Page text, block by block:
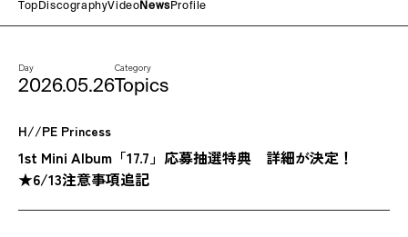
Top DiscographyVideo NewsProfile
Day
2026.05.26
Category
Topics
H//PE Princess
1st Mini Album「17.7」応募抽選特典 詳細が決定！
★6/13注意事項追記